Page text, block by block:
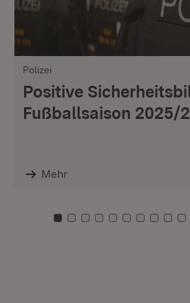
Polizei
Positive
Fußballsaison 2025/
Mehr
Zu Kachel: 0
Zu Kachel: 1
Zu Kachel: 2
Zu Kachel: 3
Zu Kachel: 4
Zu Kachel:
ZuZuZu